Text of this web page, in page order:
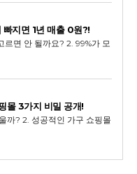
지면 1년 매출 0원?!
몰 3가지 비밀 공개!
까? 2. 성공적인 가구 쇼핑몰